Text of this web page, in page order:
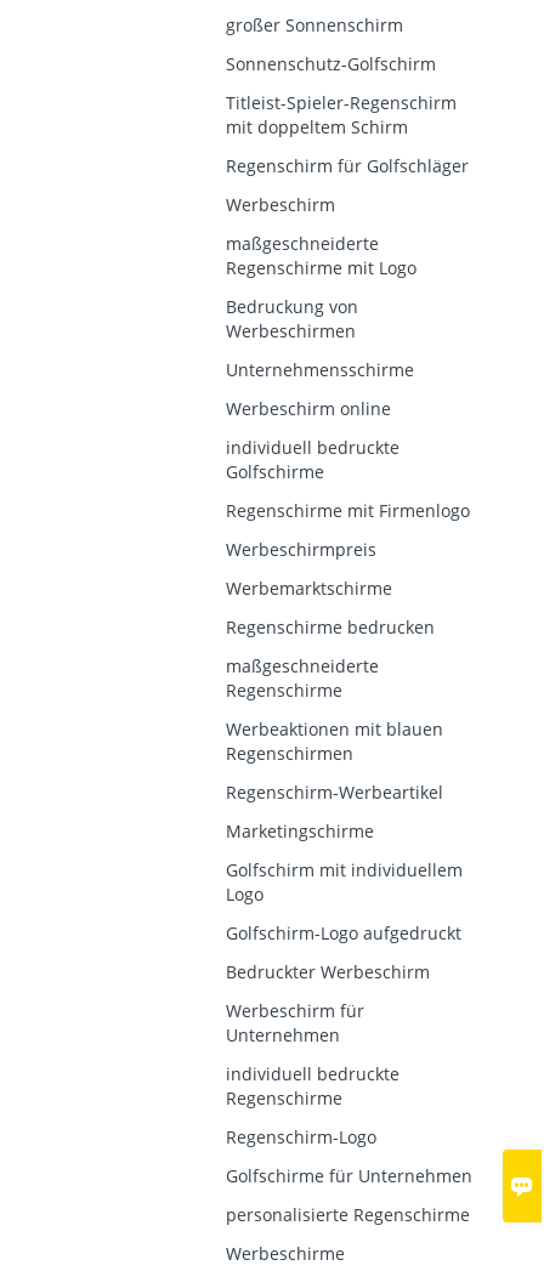

großer Sonnenschirm
Sonnenschutz-Golfschirm
Titleist-Spieler-Regenschirm
mit doppeltem Schirm
Regenschirm für Golfschläger
Werbeschirm
maßgeschneiderte
Regenschirme mit Logo
Bedruckung von
Werbeschirmen
Unternehmensschirme
Werbeschirm online
individuell bedruckte
Golfschirme
Regenschirme mit Firmenlogo
Werbeschirmpreis
Werbemarktschirme
Regenschirme bedrucken
maßgeschneiderte
Regenschirme
Werbeaktionen mit blauen
Regenschirmen
Regenschirm-Werbeartikel
Marketingschirme
Golfschirm mit individuellem
Logo
Golfschirm-Logo aufgedruckt
Bedruckter Werbeschirm
Werbeschirm für
Unternehmen
individuell bedruckte
Regenschirme
Regenschirm-Logo
Golfschirme für Unternehmen
personalisierte Regenschirme
Werbeschirme